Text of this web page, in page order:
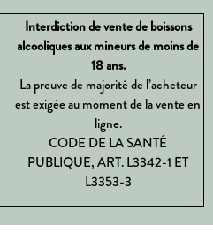
Interdiction de vente de boissons
alcooliques aux mineurs de moins de
18 ans.
La preuve de majorité de l’acheteur
est exigée au moment de la vente en
ligne.
CODE DE LA SANTÉ
PUBLIQUE, ART. L3342-1 ET
L3353-3